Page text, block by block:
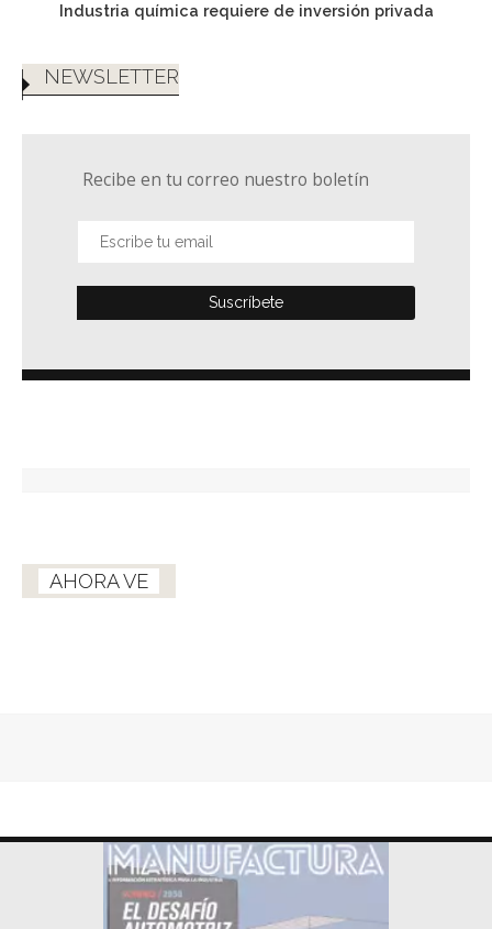
Industria química requiere de inversión privada
NEWSLETTER
Recibe en tu correo nuestro boletín
AHORA VE